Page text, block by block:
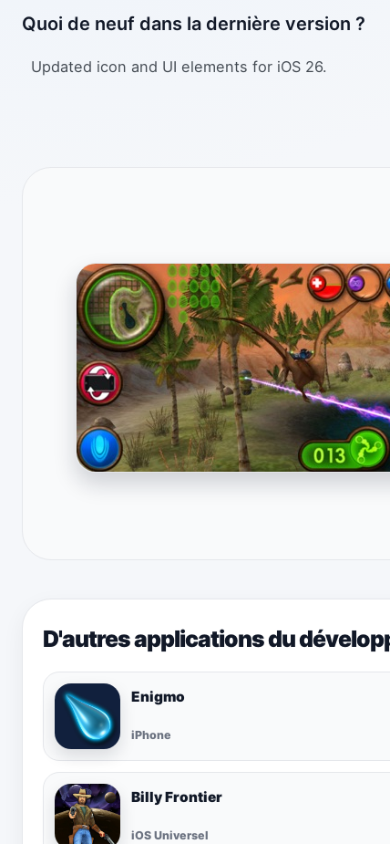
Quoi de neuf dans la dernière version ?
Updated icon and UI elements for iOS 26.
D'autres applications du
Enigmo
iPhone
Billy Frontier
iOS Universel